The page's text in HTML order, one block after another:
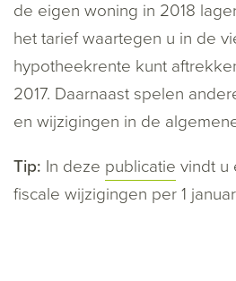
de eigen woning in 2018
het tarief waartegen u in de
hypotheekrente kunt
2017. Daarnaast spelen
en wijzigingen in de
Tip: In deze publicatie vindt u
fiscale wijzigingen per 1